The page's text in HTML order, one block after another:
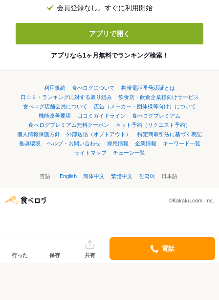
会員登録なし。すぐに利用開始
アプリで開く
アプリなら1ヶ月無料でランキング検索！
利用規約 食べログについて
携帯電話番号認証とは
口コミ・ランキングに対する取り組み
飲食店・飲食企業様向けサービス
食べログ店舗会員について
広告（メーカー・団体様等向け）について
機能改善要望
口コミガイドライン
食べログプレミアム
食べログプレミアム無料クーポン
ネット予約（リクエスト予約）
個人情報保護方針
外部送信（オプトアウト）
特定商取引法に基づく表記
推奨環境
ヘルプ・お問い合わせ 採用情報 企業情報
キーワード一覧
サイトマップ
チェーン一覧
言語： English 简体中文 繁體中文 한국어 日本語
©Kakaku.com, Inc.
行った 保存 共有
電話